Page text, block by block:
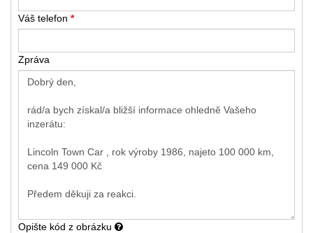
Váš telefon *
Zpráva
Opište kód z obrázku